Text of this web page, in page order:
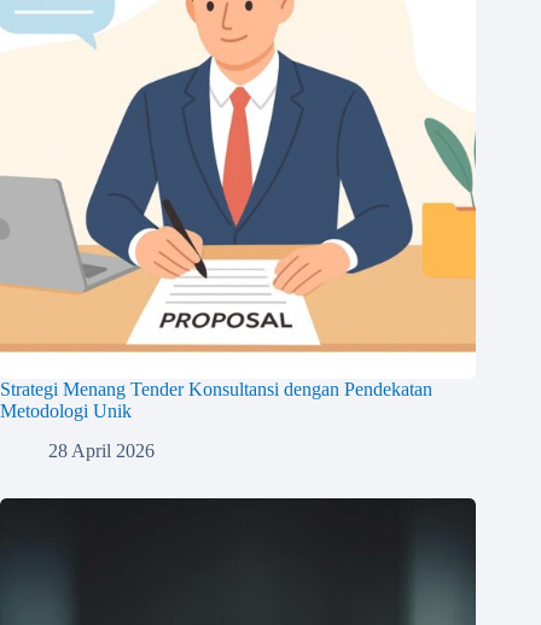
Strategi Menang Tender Konsultansi dengan Pendekatan
Metodologi Unik
28 April 2026